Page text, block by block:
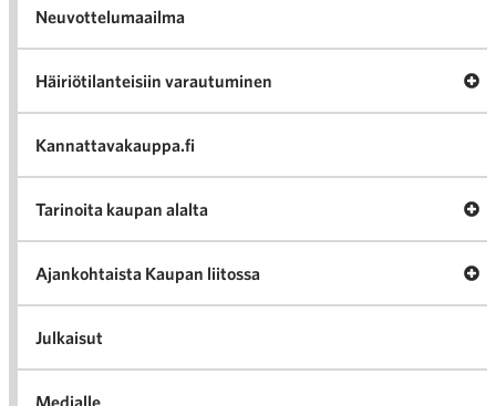
Neuvottelumaailma
Häiriötilanteisiin varautuminen
Kannattavakauppa.fi
Tarinoita kaupan alalta
Ajankohtaista Kaupan liitossa
Julkaisut
Medialle